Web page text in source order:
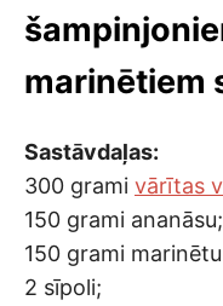
marinētiem
Sastāvdaļas:
300 grami vārītas
150 grami ananāsu;
150 grami
2 sīpoli;